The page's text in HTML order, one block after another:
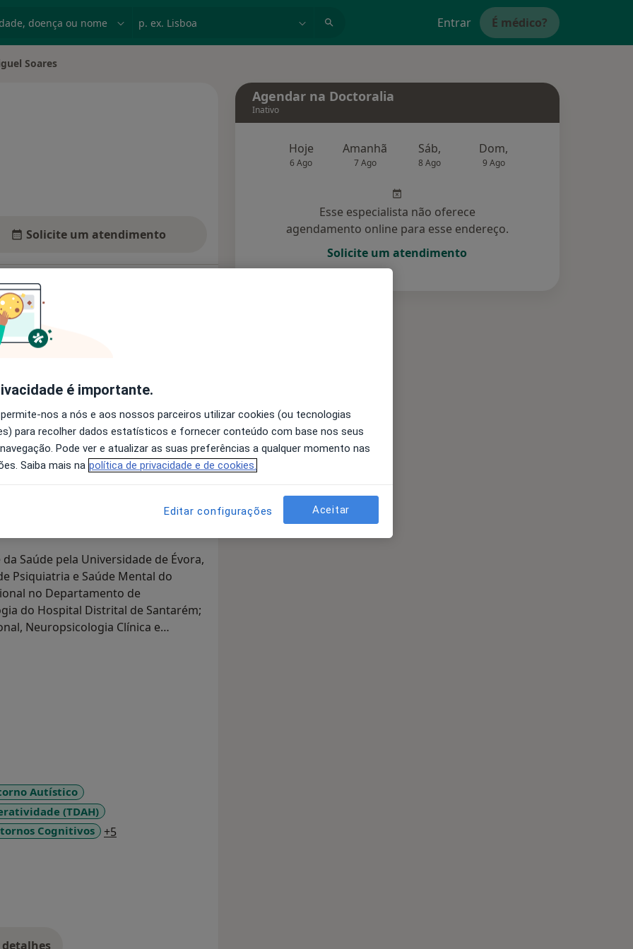
Entrar É médico?
Soares
Solicite um atendimento
da Saúde, com experiência
e neuropsicológica com
de educação e saúde mental,
síndromes
(OPP) Nº15969, Membro
Nº460, Membro da Federação
Nº79253, Formador certificado pelo
NºF582411/2012.
Saúde pela Universidade de Évora,
Psiquiatria e Saúde Mental do
no Departamento de
do Hospital Distrital de Santarém;
Neuropsicologia Clínica e
Autístico
(TDAH)
Cognitivos +5
Agendar na Doctoralia
Inativo
Hoje
6 Ago
Amanhã
7 Ago
Sáb,
8 Ago
Dom,
9 Ago
Esse especialista não oferece
agendamento online para esse endereço.
Solicite um atendimento
é importante.
nos a nós e aos nossos parceiros utilizar cookies (ou tecnologias
para recolher dados estatísticos e fornecer conteúdo com base nos seus
Pode ver e atualizar as suas preferências a qualquer momento nas
Saiba mais na política de privacidade e de cookies.
Editar configurações Aceitar